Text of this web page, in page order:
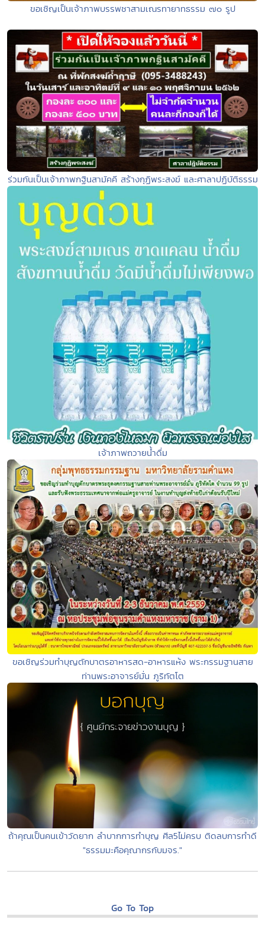
ขอเชิญเป็นเจ้าภาพบรรพชาสามเณรทายาทธรรม ๗๐ รูป
ร่วมกันเป็นเจ้าภาพกฐินสามัคคี สร้างกุฏิพระสงฆ์ และศาลาปฏิบัติธรรม
เจ้าภาพถวายน้ำดื่ม
ขอเชิญร่วมทำบุญตักบาตรอาหารสด-อาหารแห้ง พระกรรมฐานสาย
ท่านพระอาจารย์มั่น ภูริทัตโต
ถ้าคุณเป็นคนเข้าวัดยาก ลำบากการทำบุญ ศีล5ไม่ครบ ติดลบการทำดี
"ธรรมมะคือคุณากรกับมจร."
Go To Top